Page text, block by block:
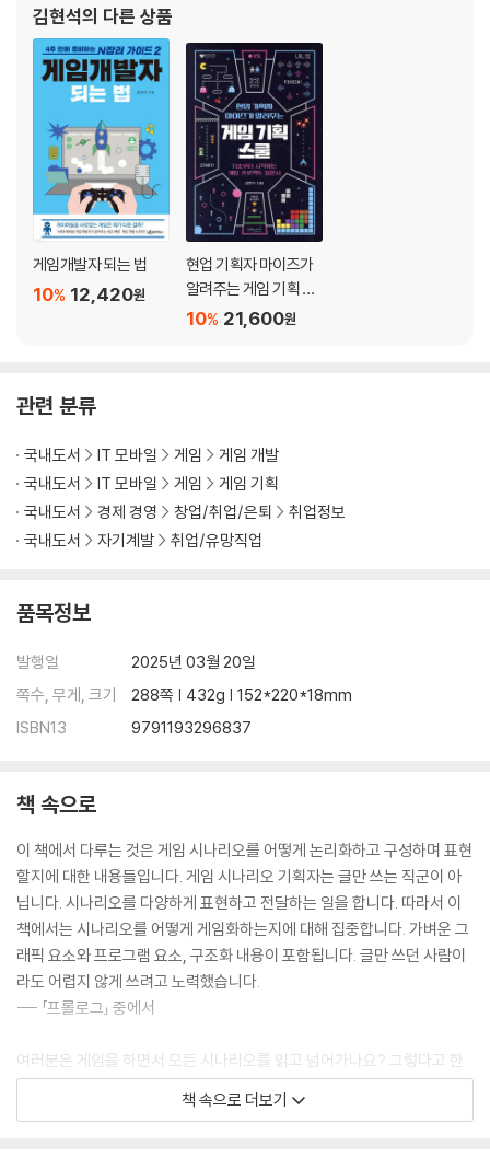
- 읽히는 글vs보이는 글
- 보이는 글을 쓰는 방법
- UI에서 보이는 글 작성하기
- 가독성
[게임 사례] 다크 소울
게임 시나리오 작법
- 중심을 어디에 둘 것인가
- 시나리오 방향성과 의도를 숨겨라
- 문장보다는 문단에 집중하기
- 텍스트 분량은 어느 정도가 적당할까
- 게임이기에 가능한 시나리오 형태
- 심리를 자극하는 게임 시나리오 작법
- 창작 욕심 내려놓고 던져라
- 삼천포로 빠지지 않기
- 고쳐쓰기보다 많이 쓰기
- 문장 길이와 리듬
퀘스트 기획하기
- 목적을 구체화하고 나누기
- 퀘스트 테이블 구조화하기
- 연속 퀘스트를 기획하는 목적
- 퀘스트 완급 조절하기
- 퀘스트 스크립트 작성하기
- 클리셰에 대해서
게임 시나리오에 AI 활용하기
- AI를 활용한 퀘스트 작성하기
[게임 사례] 위쳐 3
세계관과 지역 설정하기
로 재직하며 게임을 개발하고 있다.
김현석의 다른 상품
게임개발자 되는 법
12,420원
10%
현업 기획자 마이즈가
알려주는 게임 기획 스
쿨
21,600원
10%
관련 분류
국내도서 IT 모바일 게임
게임 개발
국내도서
IT 모바일 게임
게임 기획
국내도서
경제 경영 창업/취업/은퇴
취업정보
국내도서
자기계발 취업/유망직업
품목정보
발행일
2025년 03월 20일
쪽수, 무게, 크기
288쪽 | 432g | 152*220*18mm
ISBN13
9791193296837
책 속으로
이 책에서 다루는 것은 게임 시나리오를 어떻게 논리화하고 구성하며 표현
할지에 대한 내용들입니다. 게임 시나리오 기획자는 글만 쓰는 직군이 아
닙니다. 시나리오를 다양하게 표현하고 전달하는 일을 합니다. 따라서 이
책에서는 시나리오를 어떻게 게임화하는지에 대해 집중합니다. 가벼운 그
래픽 요소와 프로그램 요소, 구조화 내용이 포함됩니다. 글만 쓰던 사람이
라도 어렵지 않게 쓰려고 노력했습니다.
--- 「프롤로그」 중에서
여러분은 게임을 하면서 모든 시나리오를 읽고 넘어가나요? 그렇다고 한
다면 그 시나리오에 관해 주변 친구들과 이야기를 나눌 수 있나요? 여러분
의 친구도 시나리오를 이해하고 있을까요?
책 속으로 더보기